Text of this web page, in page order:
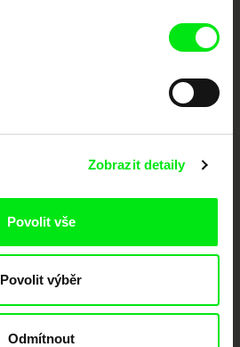
Zobrazit detaily
Povolit vše
Povolit výběr
Odmítnout
Millennium Docs